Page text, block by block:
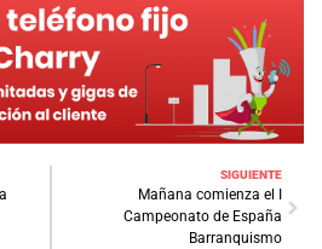
SIGUIENTE
Mañana comienza el I
Campeonato de España
Barranquismo